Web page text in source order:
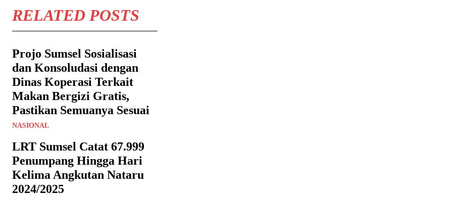
RELATED POSTS
Projo Sumsel Sosialisasi
dan Konsoludasi dengan
Dinas Koperasi Terkait
Makan Bergizi Gratis,
Pastikan Semuanya Sesuai
NASIONAL
LRT Sumsel Catat 67.999
Penumpang Hingga Hari
Kelima Angkutan Nataru
2024/2025